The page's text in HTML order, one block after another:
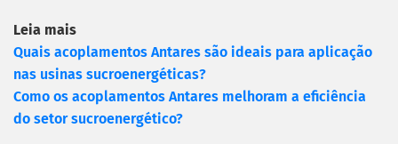
Leia mais
Quais acoplamentos Antares são ideais para aplicação
nas usinas sucroenergéticas?
Como os acoplamentos Antares melhoram a eficiência
do setor sucroenergético?